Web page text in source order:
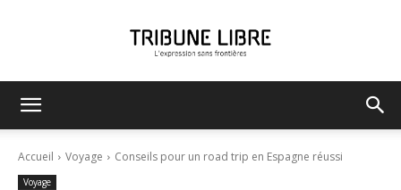
Accueil Voyage Conseils pour un road trip en Espagne réussi
Voyage